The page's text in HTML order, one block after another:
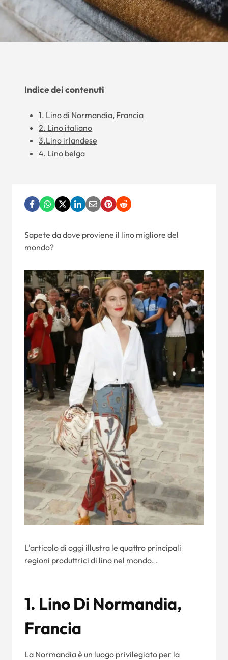
Indice dei contenuti
1. Lino di Normandia, Francia
2. Lino italiano
3.Lino irlandese
4. Lino belga
Sapete da dove proviene il lino migliore del
mondo?
L'articolo di oggi illustra le quattro principali
regioni produttrici di lino nel mondo. .
1. Lino Di Normandia,
Francia
La Normandia è un luogo privilegiato per la